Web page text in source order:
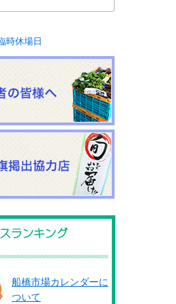
時休場日
船橋市場カレンダーに
ついて